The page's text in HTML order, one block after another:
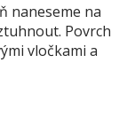
naneseme na
Povrch
vločkami a